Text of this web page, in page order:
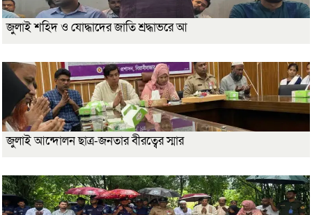
জুলাই শহিদ ও যোদ্ধাদের জাতি শ্রদ্ধাভরে আ
জুলাই আন্দোলন ছাত্র-জনতার বীরত্বের স্মার